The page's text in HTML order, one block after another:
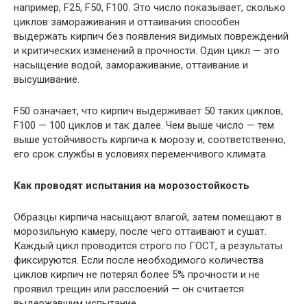
например, F25, F50, F100. Это число показывает, сколько
циклов замораживания и оттаивания способен
выдержать кирпич без появления видимых повреждений
и критических изменений в прочности. Один цикл — это
насыщение водой, замораживание, оттаивание и
высушивание.
F50 означает, что кирпич выдерживает 50 таких циклов,
F100 — 100 циклов и так далее. Чем выше число — тем
выше устойчивость кирпича к морозу и, соответственно,
его срок службы в условиях переменчивого климата.
Как проводят испытания на морозостойкость
Образцы кирпича насыщают влагой, затем помещают в
морозильную камеру, после чего оттаивают и сушат.
Каждый цикл проводится строго по ГОСТ, а результаты
фиксируются. Если после необходимого количества
циклов кирпич не потерял более 5% прочности и не
проявил трещин или расслоений — он считается